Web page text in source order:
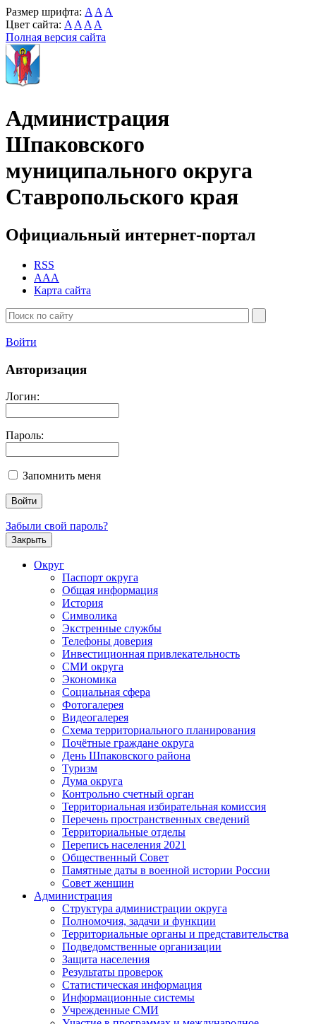
Размер шрифта: A A A
Цвет сайта: A A A A
Полная версия сайта
Администрация
Шпаковского
муниципального округа
Ставропольского края
Официальный интернет-портал
RSS
AAA
Карта сайта
Войти
Авторизация
Логин:
Пароль:
Запомнить меня
Забыли свой пароль?
Закрыть
Округ
Паспорт округа
Общая информация
История
Символика
Экстренные службы
Телефоны доверия
Инвестиционная привлекательность
СМИ округа
Экономика
Социальная сфера
Фотогалерея
Видеогалерея
Схема территориального планирования
Почётные граждане округа
День Шпаковского района
Туризм
Дума округа
Контрольно счетный орган
Территориальная избирательная комиссия
Перечень пространственных сведений
Территориальные отделы
Перепись населения 2021
Общественный Совет
Памятные даты в военной истории России
Совет женщин
Администрация
Структура администрации округа
Полномочия, задачи и функции
Территориальные органы и представительства
Подведомственные организации
Защита населения
Результаты проверок
Статистическая информация
Информационные системы
Учрежденные СМИ